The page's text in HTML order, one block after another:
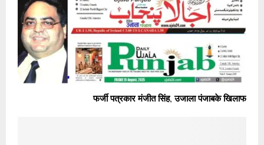
फर्जी पत्रकार मंजीत सिंह, उजाला पंजाबके खिलाफ